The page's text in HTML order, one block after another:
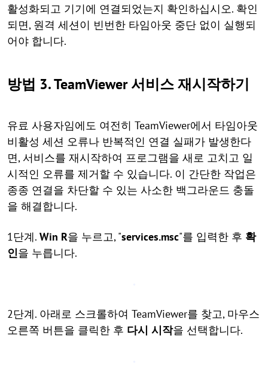
활성화되고 기기에 연결되었는지 확인하십시오. 확인
되면, 원격 세션이 빈번한 타임아웃 중단 없이 실행되
어야 합니다.
방법 3. TeamViewer 서비스 재시작하기
유료 사용자임에도 여전히 TeamViewer에서 타임아웃
비활성 세션 오류나 반복적인 연결 실패가 발생한다
면, 서비스를 재시작하여 프로그램을 새로 고치고 일
시적인 오류를 제거할 수 있습니다. 이 간단한 작업은
종종 연결을 차단할 수 있는 사소한 백그라운드 충돌
을 해결합니다.
1단계. Win R을 누르고, "services.msc"를 입력한 후 확
인을 누릅니다.
2단계. 아래로 스크롤하여 TeamViewer를 찾고, 마우스
오른쪽 버튼을 클릭한 후 다시 시작을 선택합니다.